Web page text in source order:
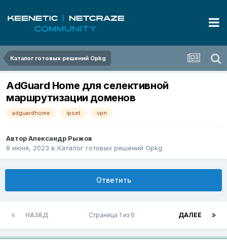
Каталог готовых решений Opkg
AdGuard Home для селективной
маршрутизации доменов
adguardhome ipset vpn
АвторАлександр Рыжов
8 июня, 2023 в Каталог готовых решений Opkg
Ответить
НАЗАД ДАЛЕЕ
Страница 1 из 6